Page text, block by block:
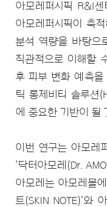
아모레퍼시픽 R&I
아모레퍼시픽이 축
분석 역량을 바탕으
직관적으로 이해할
후 피부 변화 예측을
틱 롱제비티 솔루션
에 중요한 기반이 될
이번 연구는 아모레
'닥터아모레(Dr.
아모레는 아모레몰
트(SKIN NOTE)'와